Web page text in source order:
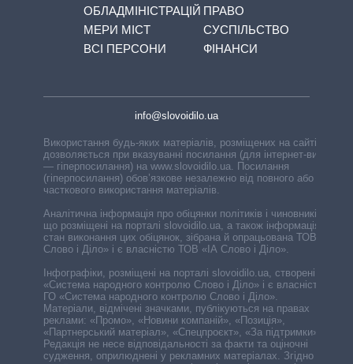
ОБЛАДМІНІСТРАЦІЙ
МЕРИ МІСТ
ВСІ ПЕРСОНИ
ПРАВО
СУСПІЛЬСТВО
ФІНАНСИ
info@slovoidilo.ua
Використання будь-яких матеріалів, розміщених на сайті,
дозволяється при вказуванні посилання (для інтернет-видань
— гіперпосилання) на www.slovoidilo.ua. Посилання
(гіперпосилання) обов’язкове незалежно від повного або
часткового використання матеріалів.
Аналітична інформація про обіцянки політиків і чиновників,
що розміщені на порталі slovoidilo.ua, а також інформація про
стан виконання цих обіцянок, зібрана й опрацьована ТОВ «ІА
Слово і Діло» і є власністю ТОВ «ІА Слово і Діло».
Інфографіки, розміщені на порталі slovoidilo.ua, створені ГО
«Система народного контролю Слово і Діло» і є власністю
ГО «Система народного контролю Слово і Діло».
Матеріали, відмічені значками, публікуються на правах
реклами: «Промо», «Новини компаній», «Позиція»,
«Партнерський матеріал», «Спецпроєкт», «За підтримки».
Редакція не несе відповідальності за факти та оціночні
судження, оприлюднені у рекламних матеріалах. Згідно з